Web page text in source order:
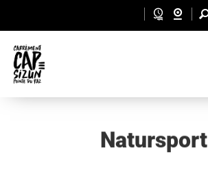
Natursport